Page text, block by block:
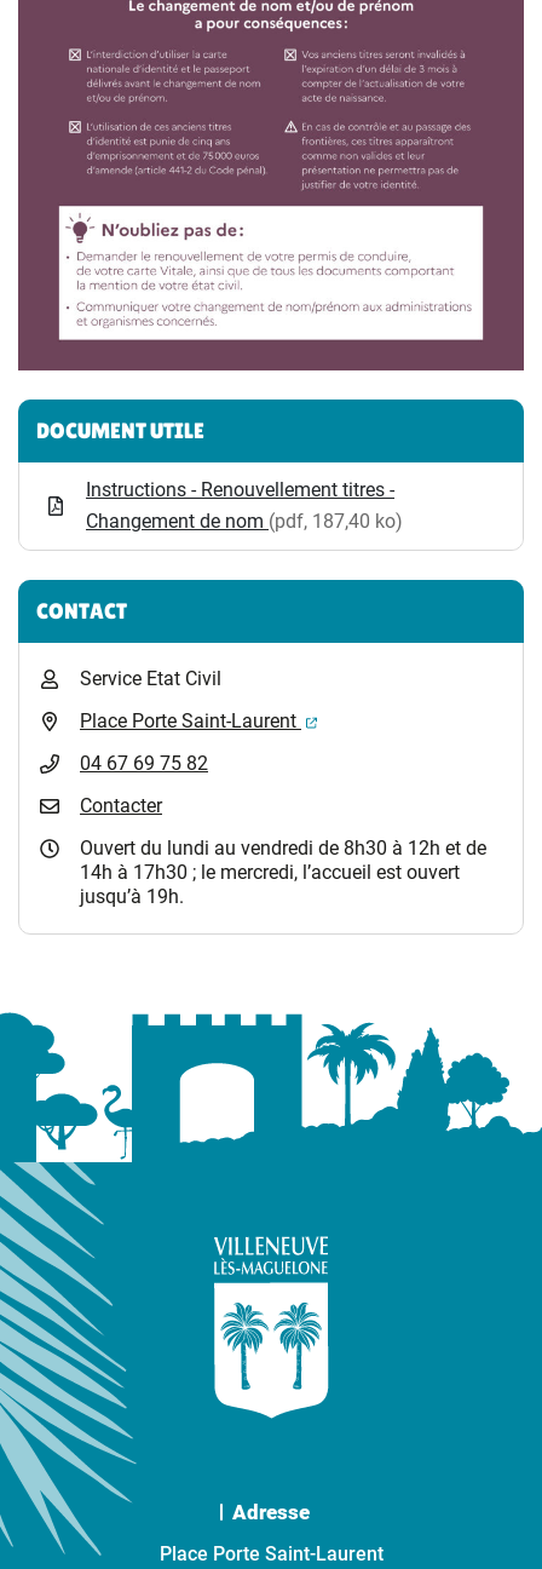
Informations complémentaires
DOCUMENT UTILE
Instructions - Renouvellement titres -
Changement de nom (pdf, 187,40 ko)
CONTACT
Service Etat Civil
Place Porte Saint-Laurent
(ouverture dans un
04 67 69 75 82
Contacter
Ouvert du lundi au vendredi de 8h30 à 12h et de
14h à 17h30 ; le mercredi, l’accueil est ouvert
jusqu’à 19h.
Adresse
Place Porte Saint-Laurent